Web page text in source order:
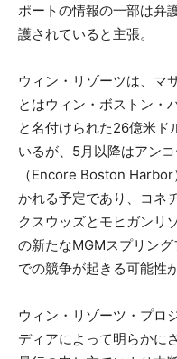
ポートの情報の一部は弁
護されていると主張。
ウィン・リゾーツは、マ
とはウィン・ボストン・
と名付けられた26億米ド
いるが、5月以降はアン
（Encore Boston
かれる予定であり、コネ
クスウッズとモヒガンリ
の新たなMGMスプリン
での競争が起きる可能性
ウィン・リゾーツ・プロ
ディアによって明らかに